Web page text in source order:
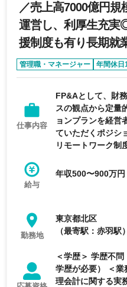
／売上高7000億円
運営し、利厚生充実
援制度も有り長期就
管理職・マネージャー 年間休日
育休・産休実績あり
女性活躍
仕事内容
FP&Aとして、財
スの観点から定量
ョンプランを経営
ていただくポジシ
リモートワーク制
模の大型小売チェ
給与
年収500〜900万円
勤務地
東京都北区
（最寄駅：赤羽駅）
＜学歴＞ 学歴不
学歴が必要） ＜業務経験＞ 【必須業務経験】 ◎管
理会計に関する実務経